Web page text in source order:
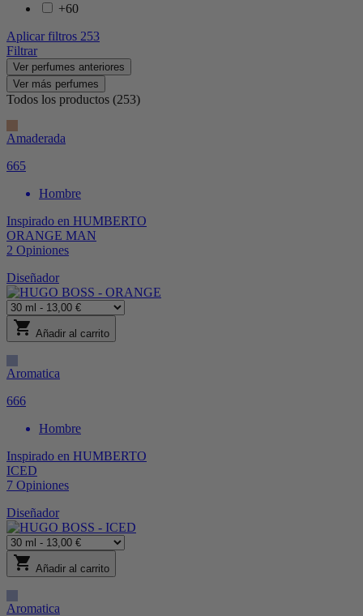
+60
Aplicar filtros 253
Filtrar
Ver perfumes anteriores
Ver más perfumes
Todos los productos (253)
Amaderada
665
Hombre
Inspirado en HUMBERTO
ORANGE MAN
2 Opiniones
Diseñador
shopping_cart Añadir al carrito
Aromatica
666
Hombre
Inspirado en HUMBERTO
ICED
7 Opiniones
Diseñador
shopping_cart Añadir al carrito
Aromatica